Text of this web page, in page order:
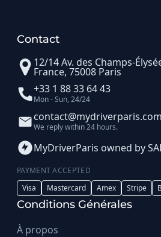
Contact
12/14 Av. des Champs-
France, 75008 Paris
+33 1 88 33 64 43
Mon - Sun, 24/24
contact@mydriverparis.com
We reply within 24 hours.
MyDriverParis owned by
PAYMENT ACCEPTED
Visa
Mastercard Amex Stripe
Conditions Générales
À propos